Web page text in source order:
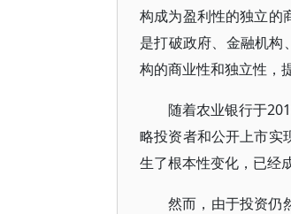
构成为盈利性的独立的
是打破政府、金融机构
构的商业性和独立性，
随着农业银行于
略投资者和公开上市实
生了根本性变化，已经
然而，由于投资仍